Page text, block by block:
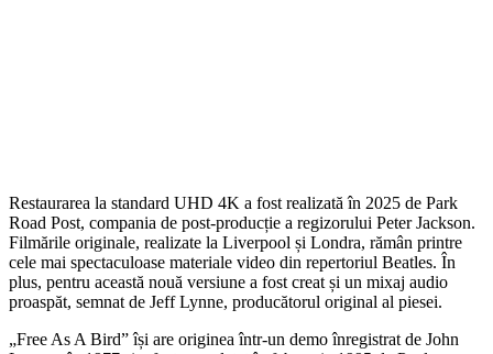
Restaurarea la standard UHD 4K a fost realizată în 2025 de Park
Road Post, compania de post-producție a regizorului Peter Jackson.
Filmările originale, realizate la Liverpool și Londra, rămân printre
cele mai spectaculoase materiale video din repertoriul Beatles. În
plus, pentru această nouă versiune a fost creat și un mixaj audio
proaspăt, semnat de Jeff Lynne, producătorul original al piesei.
„Free As A Bird” își are originea într-un demo înregistrat de John